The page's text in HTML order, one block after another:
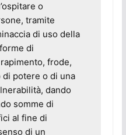
o
tramite
di uso della
di
frode,
di potere o di una
dando
somme di
al fine di
di un